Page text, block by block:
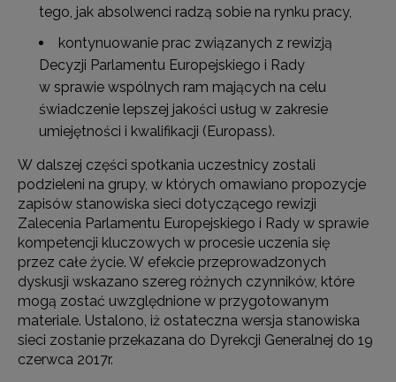
tego, jak absolwenci radzą sobie na rynku pracy,
kontynuowanie prac związanych z rewizją
Decyzji Parlamentu Europejskiego i Rady
w sprawie wspólnych ram mających na celu
świadczenie lepszej jakości usług w zakresie
umiejętności i kwalifikacji (Europass).
W dalszej części spotkania uczestnicy zostali
podzieleni na grupy, w których omawiano propozycje
zapisów stanowiska sieci dotyczącego rewizji
Zalecenia Parlamentu Europejskiego i Rady w sprawie
kompetencji kluczowych w procesie uczenia się
przez całe życie. W efekcie przeprowadzonych
dyskusji wskazano szereg różnych czynników, które
mogą zostać uwzględnione w przygotowanym
materiale. Ustalono, iż ostateczna wersja stanowiska
sieci zostanie przekazana do Dyrekcji Generalnej do 19
czerwca 2017r.